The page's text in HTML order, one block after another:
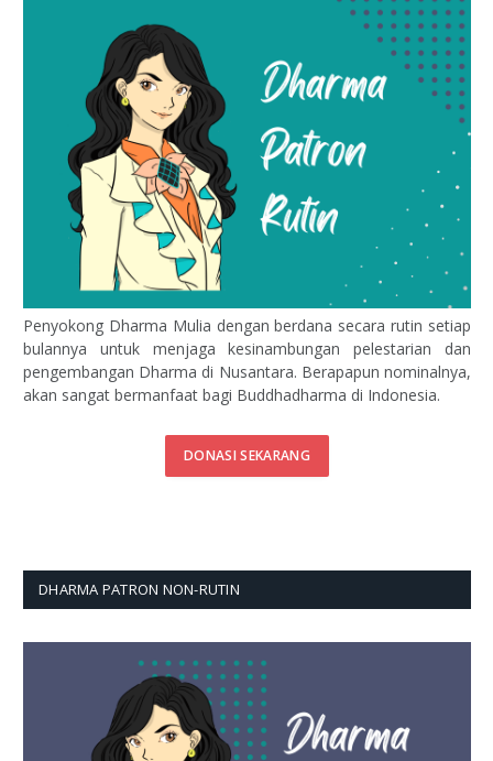
Penyokong Dharma Mulia dengan berdana secara rutin setiap
bulannya untuk menjaga kesinambungan pelestarian dan
pengembangan Dharma di Nusantara. Berapapun nominalnya,
akan sangat bermanfaat bagi Buddhadharma di Indonesia.
DONASI SEKARANG
DHARMA PATRON NON-RUTIN